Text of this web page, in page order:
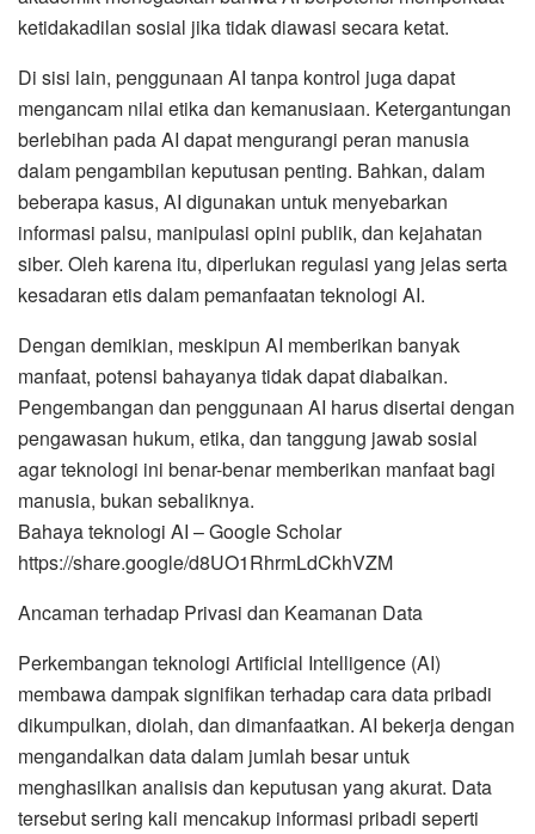
ketidakadilan sosial jika tidak diawasi secara ketat.
Di sisi lain, penggunaan AI tanpa kontrol juga dapat
mengancam nilai etika dan kemanusiaan. Ketergantungan
berlebihan pada AI dapat mengurangi peran manusia
dalam pengambilan keputusan penting. Bahkan, dalam
beberapa kasus, AI digunakan untuk menyebarkan
informasi palsu, manipulasi opini publik, dan kejahatan
siber. Oleh karena itu, diperlukan regulasi yang jelas serta
kesadaran etis dalam pemanfaatan teknologi AI.
Dengan demikian, meskipun AI memberikan banyak
manfaat, potensi bahayanya tidak dapat diabaikan.
Pengembangan dan penggunaan AI harus disertai dengan
pengawasan hukum, etika, dan tanggung jawab sosial
agar teknologi ini benar-benar memberikan manfaat bagi
manusia, bukan sebaliknya.
Bahaya teknologi AI – Google Scholar
https://share.google/d8UO1RhrmLdCkhVZM
Ancaman terhadap Privasi dan Keamanan Data
Perkembangan teknologi Artificial Intelligence (AI)
membawa dampak signifikan terhadap cara data pribadi
dikumpulkan, diolah, dan dimanfaatkan. AI bekerja dengan
mengandalkan data dalam jumlah besar untuk
menghasilkan analisis dan keputusan yang akurat. Data
tersebut sering kali mencakup informasi pribadi seperti